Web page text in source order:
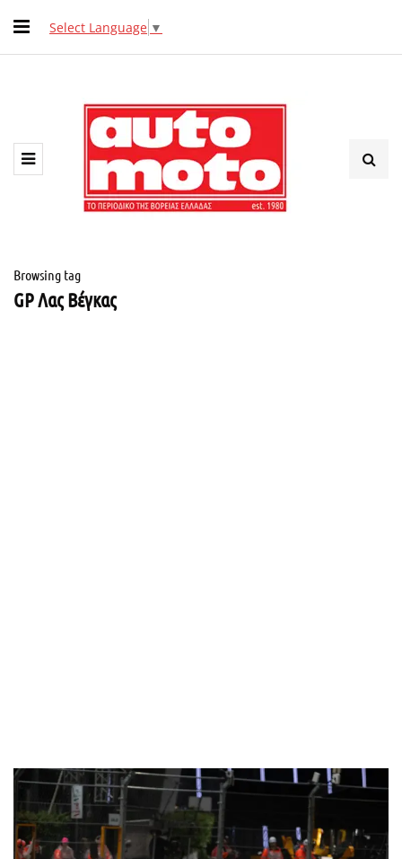
Select Language ▼
Browsing tag
GP Λας Βέγκας